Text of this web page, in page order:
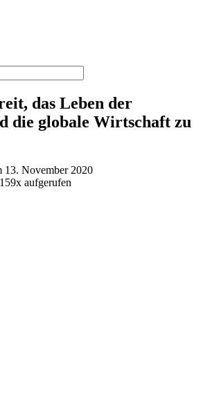
das Leben der
die globale Wirtschaft zu
13. November 2020
159x aufgerufen